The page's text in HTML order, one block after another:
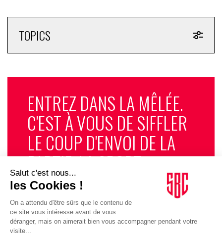
TOPICS
ENTREZ DANS LA MÊLÉE.
C'EST À VOUS DE SIFFLER
LE COUP D'ENVOI DE LA
PARTIE. LA SPORT
BUSINESS CLUB
NEWSLETTER, TOUS LES
MATINS, C'EST GRATUIT